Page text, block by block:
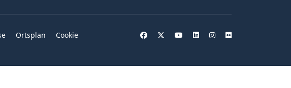
Ortsplan
Cookie